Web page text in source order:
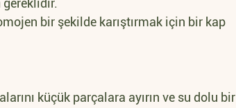
gereklidir.
bir şekilde karıştırmak için bir kap
küçük parçalara ayırın ve su dolu bir